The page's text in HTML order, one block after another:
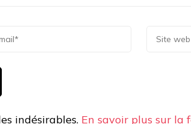
indésirables. En savoir plus sur la